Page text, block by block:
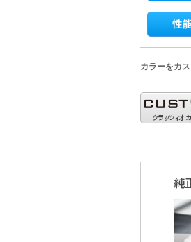
カラーをカ